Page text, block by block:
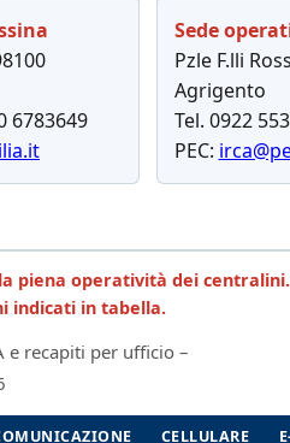
6783649
Sede
Pzle F.lli
Agrigento
Tel. 0922
PEC:
la piena operatività dei
indicati in tabella.
e recapiti per ufficio –
CELLULARE